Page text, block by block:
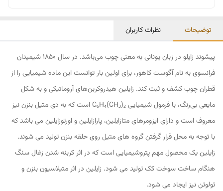
توضیحات نظرات کاربران
پیشوند زایلو در زبان یونانی به معنی چوب می‌باشد. در سال 1850 شیمیدان
فرانسوی به نام آگوست کاهور، برای اولین بار توانست این ماده شیمیایی را از
قطران چوب کشف و ثبت کند. زایلین هیدروکربن‌های آروماتیکی و به شکل
مایعی بی‌رنگ، با فرمول شیمیایی C₆H₄(CH₃)₂ است که به دی متیل بنزن نیز
معروف است و دارای ایزومرهای متازایلین، پارازایلین و اورتوزایلین می­ باشد که
با توجه به محل قرار گرفتن گروه ­های متیل روی حلقه بنزن تولید می شوند.
زایلین یک محصول مهم پتروشیمیایی است که در اثر کربنه شدن زغال سنگ
هنگام ساخت سوخت کک تولید می شود. زایلین در اثر متیلاسیون بنزن و
تولوئن نیز ایجاد می­ شود.